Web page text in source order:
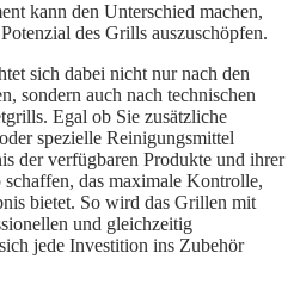
kann den Unterschied machen,
des Grills auszuschöpfen.
sich dabei nicht nur nach den
sondern auch nach technischen
Egal ob Sie zusätzliche
spezielle Reinigungsmittel
der verfügbaren Produkte und ihrer
das maximale Kontrolle,
bietet. So wird das Grillen mit
und gleichzeitig
jede Investition ins Zubehör